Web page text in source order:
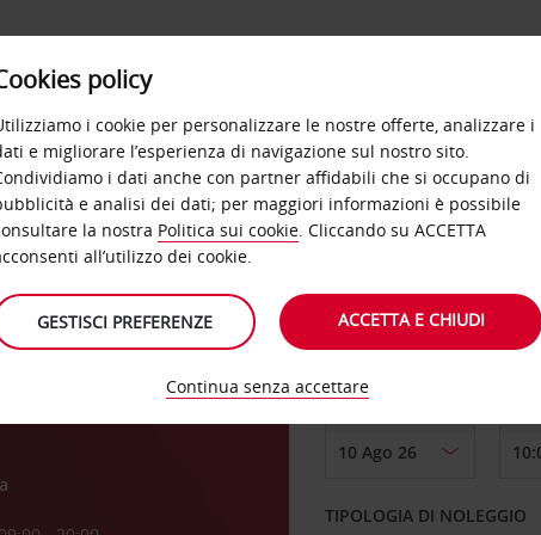
OFFERTE
Scegli una località di
DAL GIORNO
TIPOLOGIA DI NOLEGGIO
policy
i cookie per personalizzare le nostre offerte, analizzare i
e migliorare l’esperienza di navigazione sul nostro sito.
i dati anche con partner affidabili che si occupano di
e analisi dei dati; per maggiori informazioni è possibile
la nostra Politica sui cookie. Cliccando su ACCETTA
all’utilizzo dei cookie.
GESTISCI PREFERENZE ACCETTA E CHIUDI
Continua senza accettare